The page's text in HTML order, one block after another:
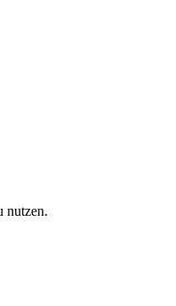
nutzen.